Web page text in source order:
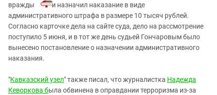
вражды
и назначил наказание в виде
административного штрафа в размере 10 тысяч рублей.
Согласно карточке дела на сайте суда, дело на рассмотрение
поступило 5 июня, и в тот же день судьей Гончаровым было
вынесено постановление о назначении административного
наказания.
"Кавказский узел" также писал, что журналистка Надежда
Кеворкова была обвинена в оправдании терроризма из-за